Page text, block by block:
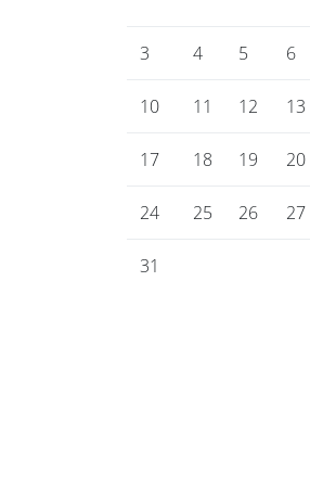
3 4 5 6
10 11 12 13
17 18 19 20
24 25 26 27
31